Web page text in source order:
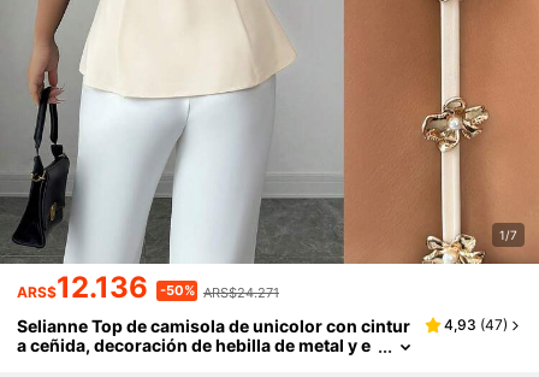
1/7
ARS$12.136 -50% ARS$24.271
Selianne Top de camisola de unicolor con cintur
a ceñida, decoración de hebilla de metal y e
4,93 (47)